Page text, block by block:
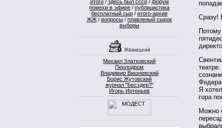
итого/ здесь был ссср/ форум
помехи в эфире / публицистика
бесплатный сыр / итого-архив
ЖЖ / вопросы / плавленый сырок
выборы
Михаил Златковский
Перлодром
Владимир Вишневский
Борис Жутовский
журнал "Бесэдер?"
Игорь Иртеньев
Сразу!
Я
гора
Можно